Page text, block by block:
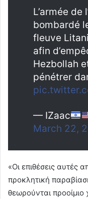
L’armée de
bombardé
fleuve
afin
Hezbollah
pénétrer
— IZaac
March 22,
«Οι επιθέσεις αυτές
προκλητική
θεωρούνται